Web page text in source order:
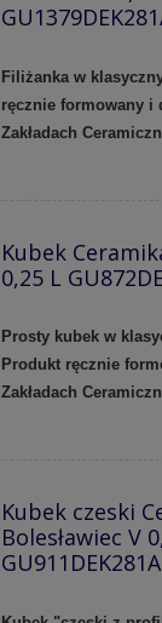
Filiżanka w
ręcznie formowany i
Zakładach
Kubek
0,25 L
Prosty kubek w
Produkt ręcznie
Zakładach
Kubek czeski
Bolesławiec V